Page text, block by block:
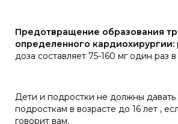
Предотвращение образования
определенного кардиохирургии:
доза составляет 75-160 мг один раз
Дети и подростки не должны
подросткам в возрасте до 16 лет ,
говорит вам.